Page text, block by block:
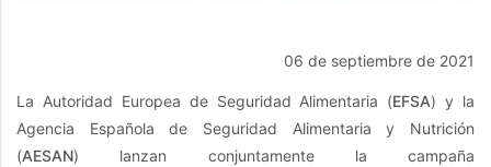
06 de septiembre de 2021
La Autoridad Europea de Seguridad Alimentaria (EFSA) y la
Agencia Española de Seguridad Alimentaria y Nutrición
(AESAN) lanzan conjuntamente la campaña